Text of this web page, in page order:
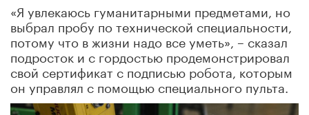
«Я увлекаюсь гуманитарными предметами, но
выбрал пробу по технической специальности,
потому что в жизни надо все уметь», – сказал
подросток и с гордостью продемонстрировал
свой сертификат с подписью робота, которым
он управлял с помощью специального пульта.